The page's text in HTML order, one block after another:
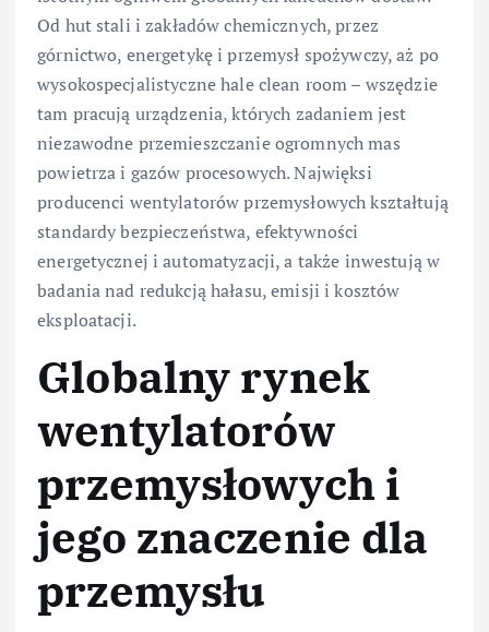
Od hut stali i zakładów chemicznych, przez
górnictwo, energetykę i przemysł spożywczy, aż po
wysokospecjalistyczne hale clean room – wszędzie
tam pracują urządzenia, których zadaniem jest
niezawodne przemieszczanie ogromnych mas
powietrza i gazów procesowych. Najwięksi
producenci wentylatorów przemysłowych kształtują
standardy bezpieczeństwa, efektywności
energetycznej i automatyzacji, a także inwestują w
badania nad redukcją hałasu, emisji i kosztów
eksploatacji.
Globalny rynek
wentylatorów
przemysłowych i
jego znaczenie dla
przemysłu